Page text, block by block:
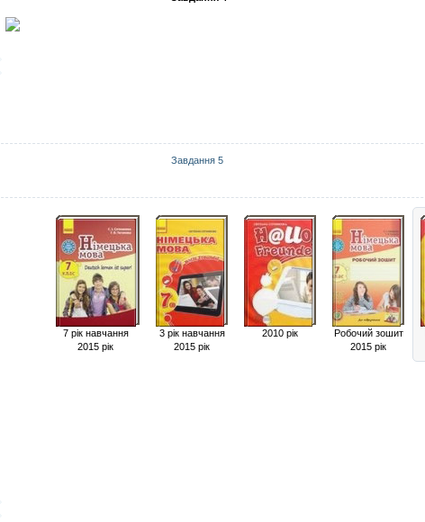
Завдання 5
7 рік навчання
2015 рік
3 рік навчання
2015 рік
2010 рік
Робочий зошит
2015 рік